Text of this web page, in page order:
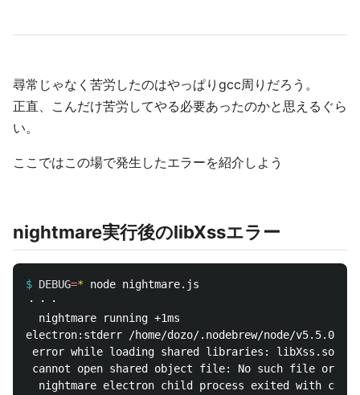
尋常じゃなく苦労したのはやっぱりgcc周りだろう。
正直、こんだけ苦労してやる必要あったのかと思えるぐら
い。
ここではこの場で発生したエラーを紹介しよう
nightmare実行後のlibXssエラー
$ DEBUG=*
・・・
  nightmare running +1ms
electron:stderr /home/dozo/.nodebrew/node/v5.5.0/
error while loading shared libraries: libXss.so.1:
cannot open shared object file: No such file or
nightmare electron child process exited with